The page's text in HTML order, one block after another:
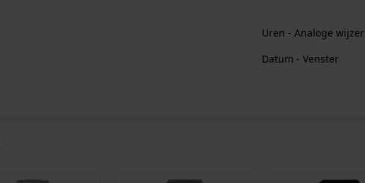
Uren - Analoge wijzer
Datum - Venster